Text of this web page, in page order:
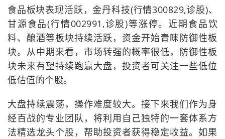
食品板块表现活跃，金丹科技(行情300829,诊股)、
甘源食品(行情002991,诊股)等涨停。近期食品饮
料、酿酒等板块持续活跃，资金开始青睐防御性板
块。从中期来看，市场转强的概率很低，防御性板
块未来有望持续跑赢大盘，投资者可关注一些低位
低估值的个股。
大盘持续震荡，操作难度较大。接下来我们作为身
经百战的专业团队，将利用自己独特的一套体系方
法精选龙头个股，帮助投资者获得稳定收益。如果